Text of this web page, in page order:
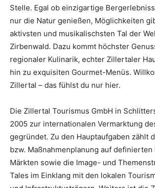
Stelle. Egal ob einzigartige
nur die Natur genießen, Möglichkeiten
aktivsten und musikalischsten Tal der
Zirbenwald. Dazu kommt höchster
regionaler Kulinarik, echter Zillertaler
hin zu exquisiten Gourmet-Menüs.
Zillertal – das fühlst du nur hier.
Die Zillertal Tourismus GmbH in
2005 zur internationalen Vermarktung
gegründet. Zu den Hauptaufgaben zählt
bzw. Maßnahmenplanung auf
Märkten sowie die Image- und
Tales im Einklang mit den lokalen